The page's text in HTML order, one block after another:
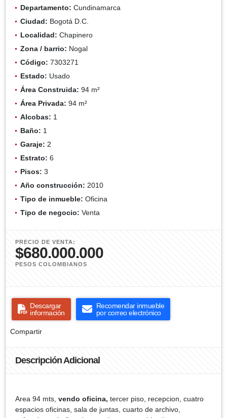
Departamento: Cundinamarca
Ciudad: Bogotá D.C.
Localidad: Chapinero
Zona / barrio: Nogal
Código: 7303271
Estado: Usado
Área Construida: 94 m²
Área Privada: 94 m²
Alcobas: 1
Baño: 1
Garaje: 2
Estrato: 6
Pisos: 3
Año construcción: 2010
Tipo de inmueble: Oficina
Tipo de negocio: Venta
PRECIO DE VENTA:
$680.000.000
PESOS COLOMBIANOS
Descargar
información
Recomendar inmueble
por correo electrónico
Compartir
Descripción Adicional
Area 94 mts, vendo oficina, tercer piso, recepcion, cuatro
espacios oficinas, sala de juntas, cuarto de archivo,